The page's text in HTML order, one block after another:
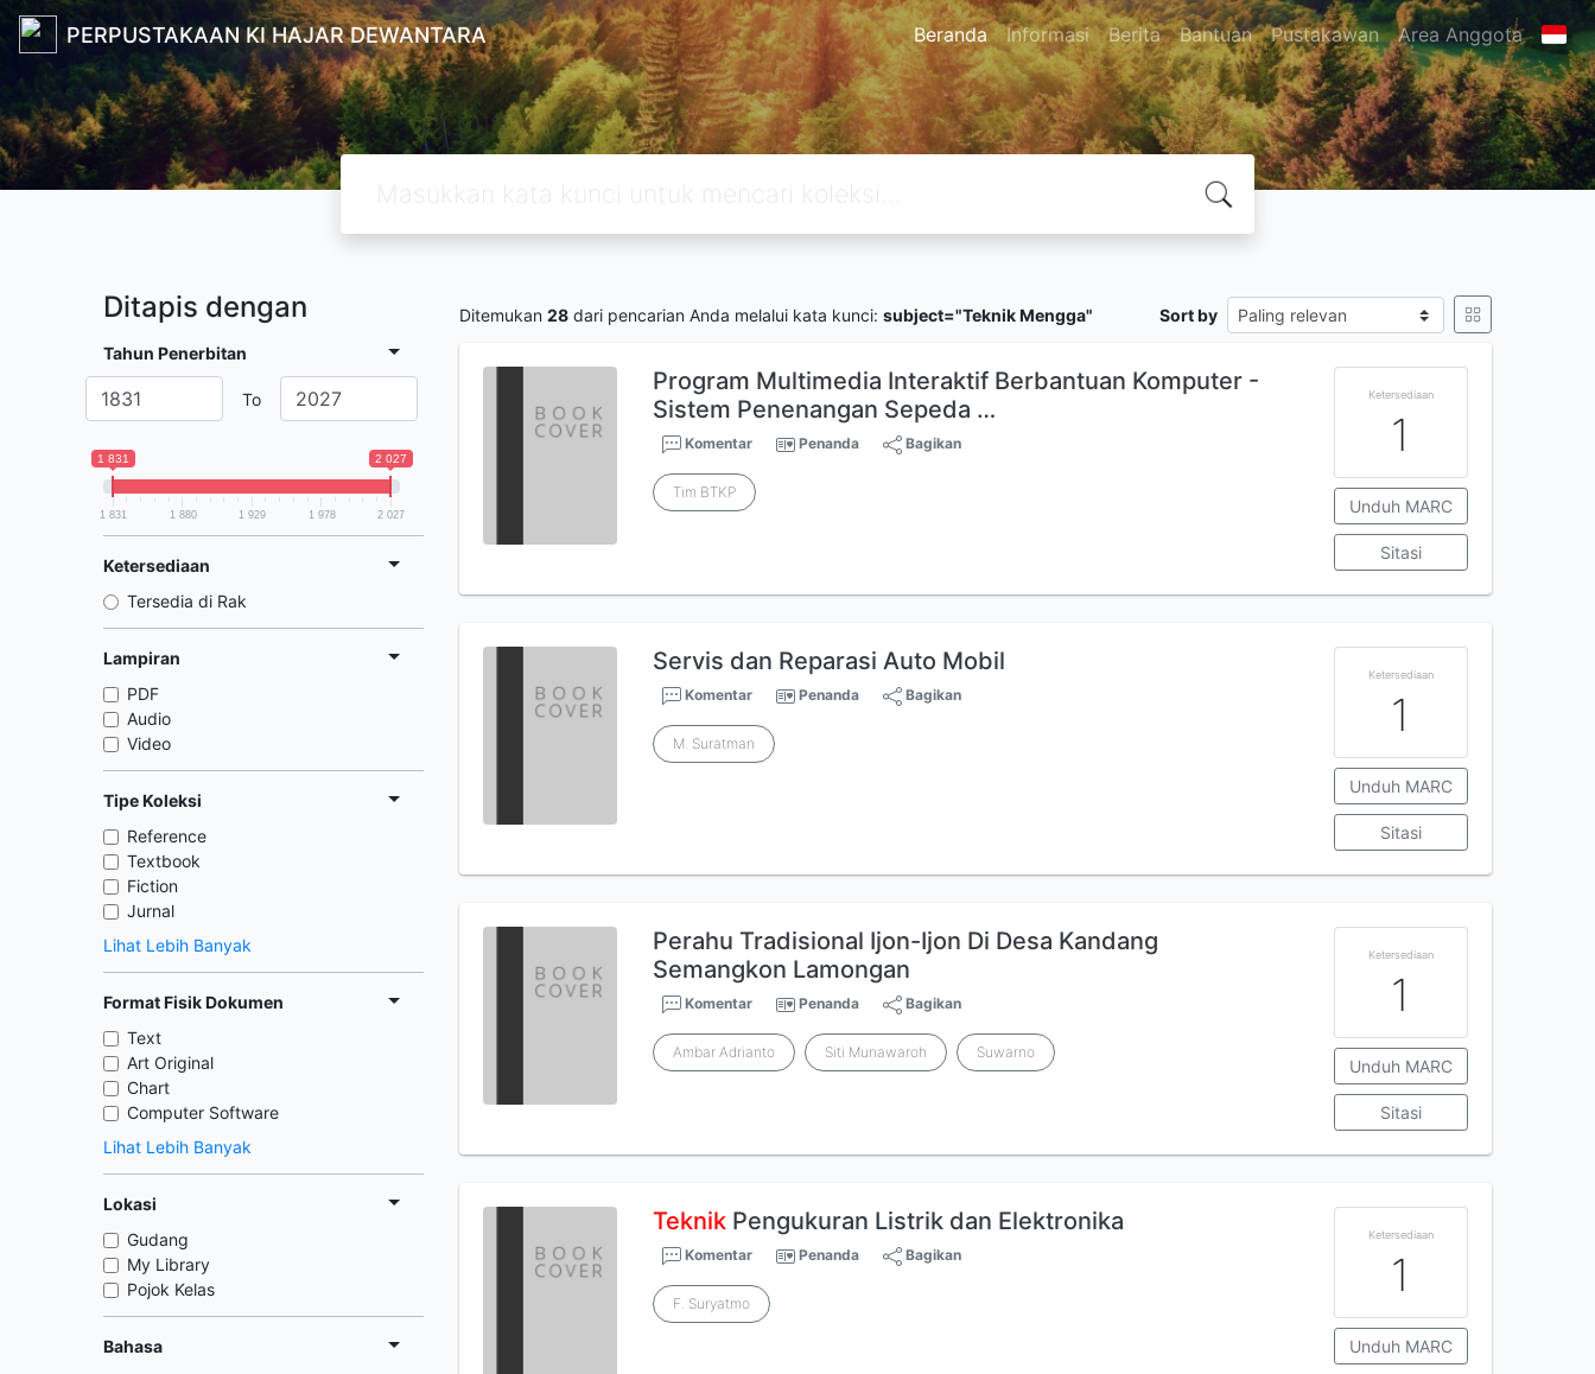
PERPUSTAKAAN KI HAJAR DEWANTARA Beranda Informasi Berita Bantuan Pustakawan Area Anggota
Ditapis dengan
Tahun Penerbitan
To
1 831 2 027
1 831 1 880 1 929 1 978 2 027
Ketersediaan
Tersedia di Rak
Lampiran
PDF
Audio
Video
Tipe Koleksi
Reference
Textbook
Fiction
Jurnal
Lihat Lebih Banyak
Format Fisik Dokumen
Text
Art Original
Chart
Computer Software
Lihat Lebih Banyak
Lokasi
Gudang
My Library
Pojok Kelas
Bahasa
Ditemukan 28 dari pencarian Anda melalui kata kunci: subject="Teknik Mengga" Sort by
Program Multimedia Interaktif Berbantuan Komputer -
Sistem Penenangan Sepeda …
Komentar Penanda Bagikan
Tim BTKP
Ketersediaan
1
Unduh MARC
Sitasi
Servis dan Reparasi Auto Mobil
Komentar Penanda Bagikan
M. Suratman
Ketersediaan
1
Unduh MARC
Sitasi
Perahu Tradisional Ijon-Ijon Di Desa Kandang
Semangkon Lamongan
Komentar Penanda Bagikan
Ambar Adrianto Siti Munawaroh Suwarno
Ketersediaan
1
Unduh MARC
Sitasi
Teknik Pengukuran Listrik dan Elektronika
Komentar Penanda Bagikan
F. Suryatmo
Ketersediaan
1
Unduh MARC